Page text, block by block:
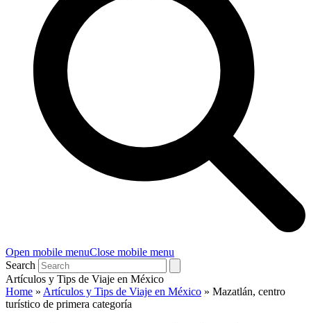
Open mobile menuClose mobile menu
Search
Artículos y Tips de Viaje en México
Home » Artículos y Tips de Viaje en México » Mazatlán, centro
turístico de primera categoría